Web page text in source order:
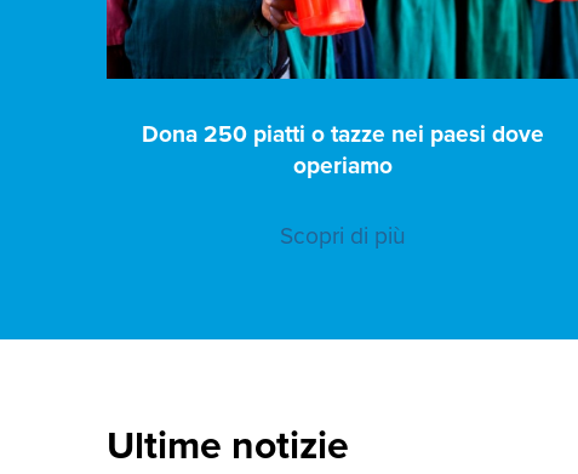
Dona 250 piatti o tazze nei paesi dove
operiamo
Scopri di più
Ultime notizie